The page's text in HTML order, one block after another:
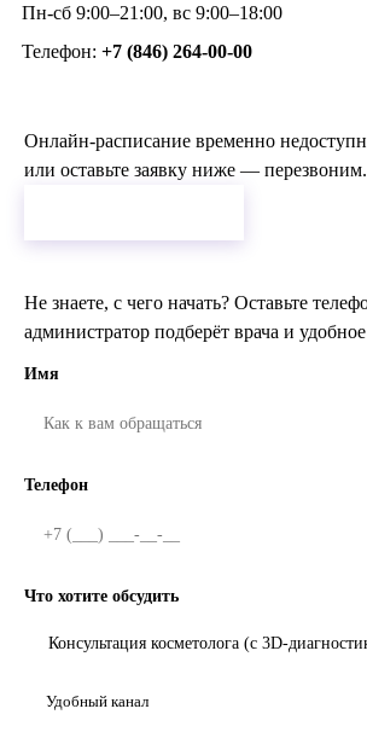
Пн-сб 9:00–21:00, вс 9:00–18:00
Телефон: +7 (846) 264-00-00
Онлайн-расписание временно
или оставьте заявку ниже — перезвоним.
Не знаете, с чего начать? Оставьте
администратор подберёт врача и
Имя
Телефон
Что хотите обсудить
Удобный канал